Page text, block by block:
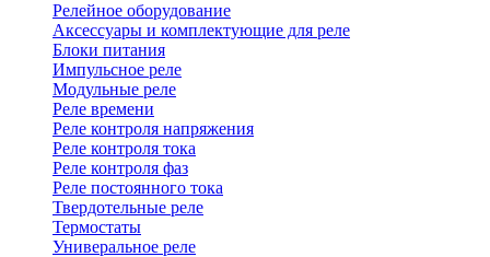
Релейное оборудование
Аксессуары и комплектующие для реле
Блоки питания
Импульсное реле
Модульные реле
Реле времени
Реле контроля напряжения
Реле контроля тока
Реле контроля фаз
Реле постоянного тока
Твердотельные реле
Термостаты
Универальное реле